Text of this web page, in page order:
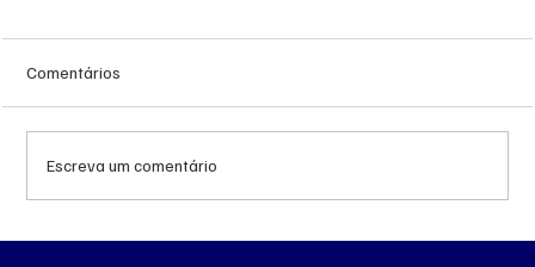
Comentários
Escreva um comentário